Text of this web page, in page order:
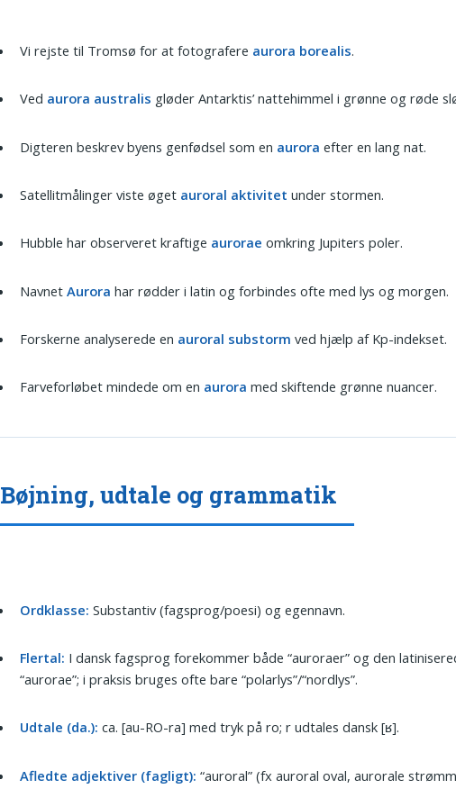
Vi rejste til Tromsø for at fotografere aurora borealis.
Ved aurora australis gløder Antarktis’ nattehimmel i grønne og røde
Digteren beskrev byens genfødsel som en aurora efter en lang nat.
Satellitmålinger viste øget auroral aktivitet under stormen.
Hubble har observeret kraftige aurorae omkring Jupiters poler.
NavnetAurora har rødder i latin og forbindes ofte med lys og morgen.
Forskerne analyserede en auroral substorm ved hjælp af Kp-indekset.
Farveforløbet mindede om en aurora med skiftende grønne nuancer.
Bøjning, udtale og grammatik
Ordklasse: Substantiv (fagsprog/poesi) og egennavn.
Flertal: I dansk fagsprog forekommer både “auroraer” og den
“aurorae”; i praksis bruges ofte bare “polarlys”/“nordlys”.
Udtale (da.): ca. [au-RO-ra] med tryk på ro; r udtales dansk [ʁ].
Afledte adjektiver (fagligt): “auroral” (fx auroral oval, aurorale